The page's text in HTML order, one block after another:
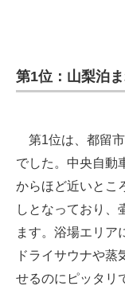
第1位：山梨泊
第1位は、都留市
でした。中央自動
からほど近いとこ
しとなっており、
ます。浴場エリア
ドライサウナや蒸
せるのにピッタリ